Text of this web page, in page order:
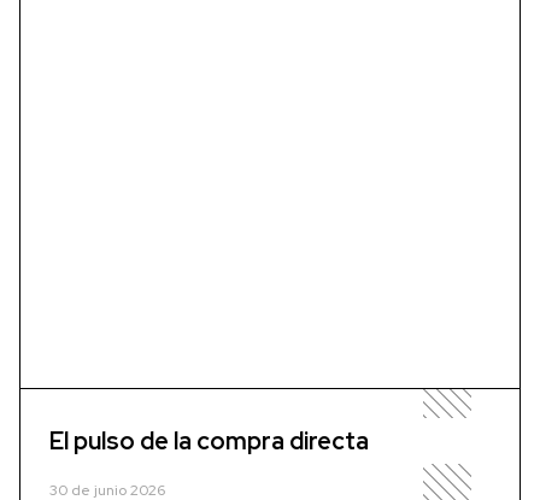
El pulso de la compra directa
30 de junio 2026